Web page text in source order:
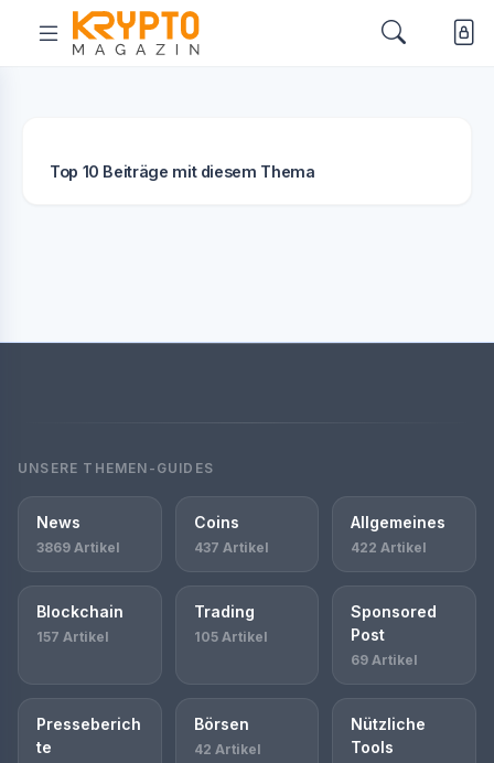
Top 10 Beiträge mit diesem Thema
UNSERE THEMEN-GUIDES
News
3869 Artikel
Coins
437 Artikel
Allgemeines
422 Artikel
Blockchain
157 Artikel
Trading
105 Artikel
Sponsored
Post
69 Artikel
Presseberich
te
Börsen
42 Artikel
Nützliche
Tools